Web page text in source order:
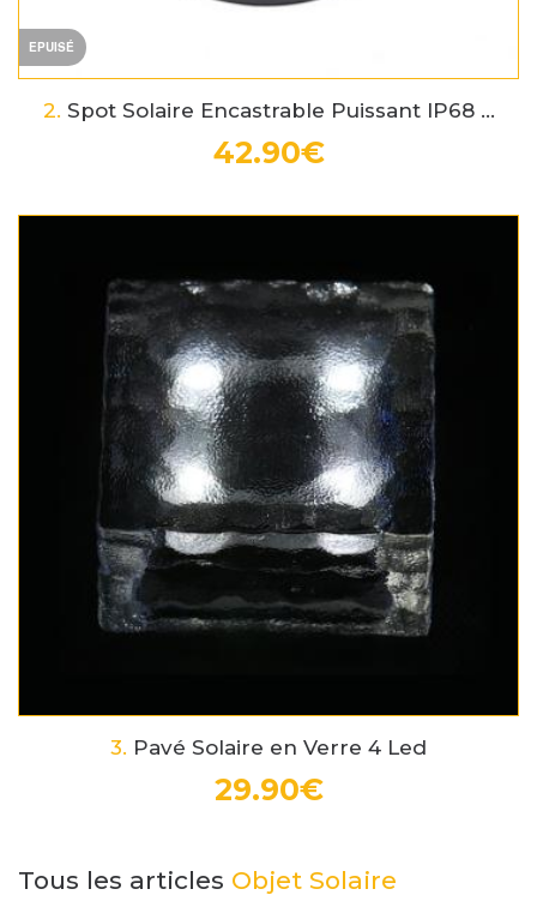
EPUISÉ
2. Spot Solaire Encastrable Puissant IP68 ...
42.90€
3. Pavé Solaire en Verre 4 Led
29.90€
Tous les articles Objet Solaire